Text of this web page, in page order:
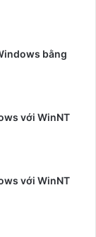
bằng
với WinNT
với WinNT